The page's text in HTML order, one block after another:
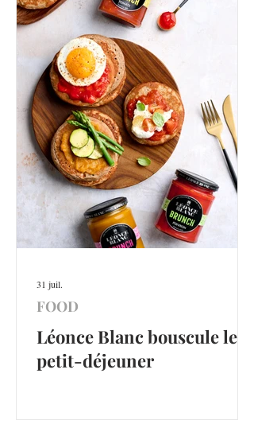
Léonce Blanc bouscule le
petit-déjeuner
FOOD
31 juil.